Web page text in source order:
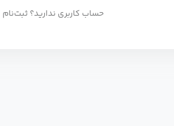
حساب کاربری ندارید؟